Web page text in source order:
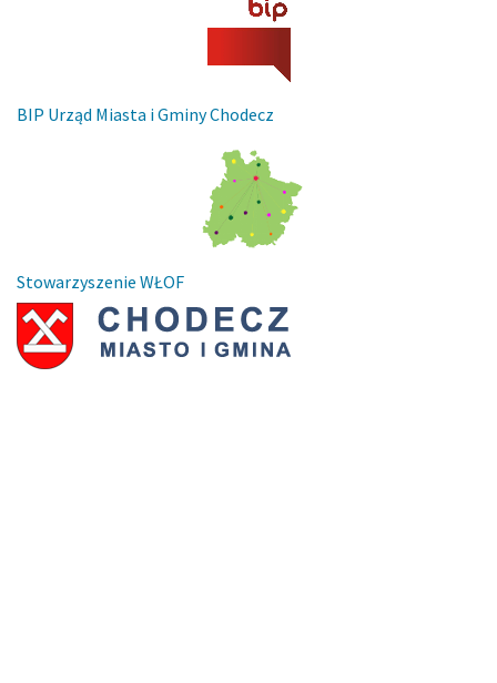
BIP Urząd Miasta i Gminy Chodecz
Stowarzyszenie WŁOF